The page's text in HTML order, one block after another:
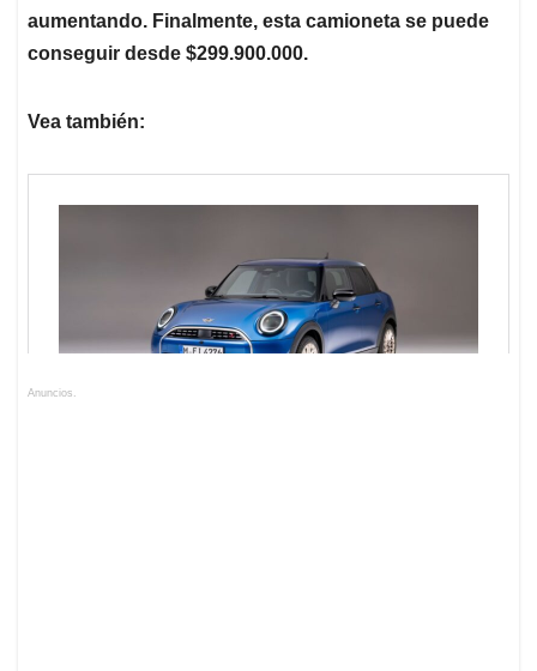
aumentando. Finalmente, esta camioneta se puede
conseguir desde $299.900.000.
Vea también:
Anuncios.